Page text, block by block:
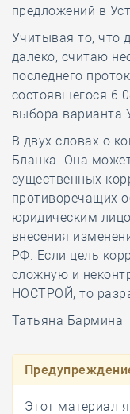
предложений в
Учитывая то, что
далеко, считаю
последнего
состоявшегося
выбора варианта
В двух словах о
Бланка. Она
существенных
противоречащих
юридическим
внесения
РФ. Если цель
сложную и
НОСТРОЙ, то
Татьяна Бармина
Этот материал